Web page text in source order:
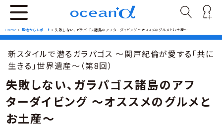
Home > 現地からレポート >失敗しない、ガラパゴス諸島のアフターダイビング 〜オススメのグルメとお土産〜
新スタイルで潜るガラパゴス ～関戸紀倫が愛する「共に
生きる」世界遺産～（第8回）
失敗しない、ガラパゴス諸島のアフ
ターダイビング 〜オススメのグルメと
お土産〜